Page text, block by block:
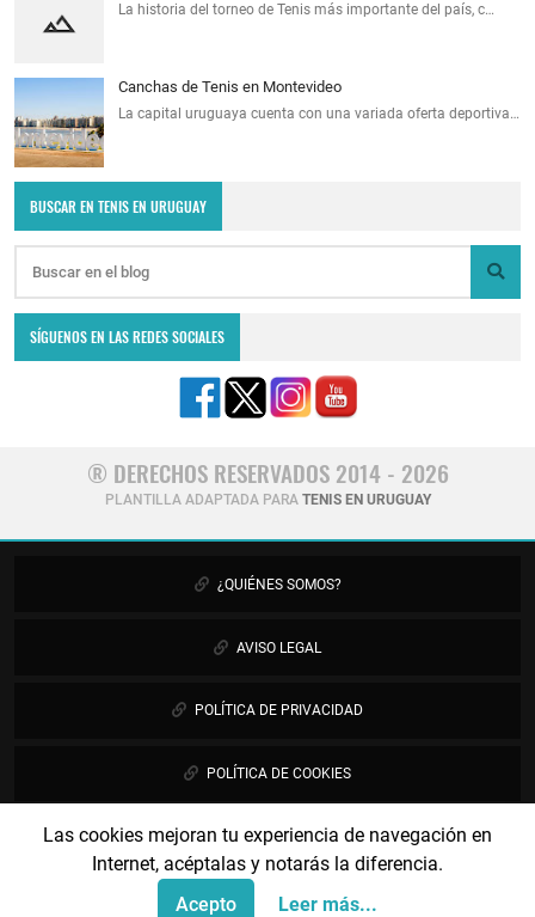
Las cookies mejoran tu experiencia de navegación en
Internet, acéptalas y notarás la diferencia.
Acepto
Leer más...
La historia del torneo de Tenis más importante del país, c…
Canchas de Tenis en Montevideo
La capital uruguaya cuenta con una variada oferta deportiva…
BUSCAR EN TENIS EN URUGUAY
SÍGUENOS EN LAS REDES SOCIALES
® DERECHOS RESERVADOS 2014 - 2026
PLANTILLA ADAPTADA PARA TENIS EN URUGUAY
¿QUIÉNES SOMOS?
AVISO LEGAL
POLÍTICA DE PRIVACIDAD
POLÍTICA DE COOKIES
PUBLICIDAD
CONTÁCTANOS